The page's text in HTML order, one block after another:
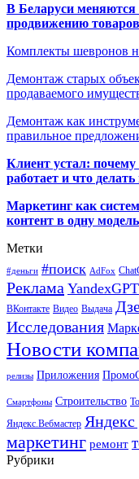
В Беларуси меняются
продвижению товаров
Комплекты шевронов
Демонтаж старых
продаваемого
Демонтаж как
правильное
Клиент устал:
работает и что делать
Маркетинг как
контент в одну модель
Метки
#деньги #поиск AdFox
Реклама YandexGPT
ВКонтакте Видео Выдача
Исследования
Новости
релизы Приложения
Смартфоны Строительство
Яндекс.Вебмастер
маркетинг ремонт
Рубрики